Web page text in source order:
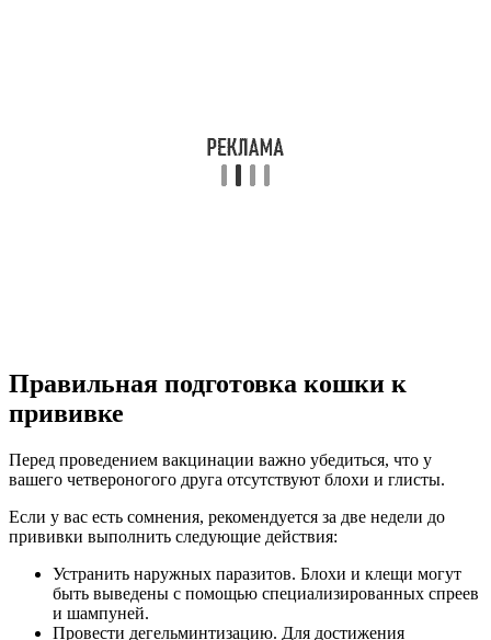
Правильная подготовка кошки к
прививке
Перед проведением вакцинации важно убедиться, что у
вашего четвероногого друга отсутствуют блохи и глисты.
Если у вас есть сомнения, рекомендуется за две недели до
прививки выполнить следующие действия:
Устранить наружных паразитов. Блохи и клещи могут
быть выведены с помощью специализированных спреев
и шампуней.
Провести дегельминтизацию. Для достижения